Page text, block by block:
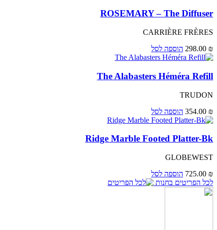
ROSEMARY – The Diffuser
CARRIÈRE FRÈRES
298.00 ₪ הוספה לסל
The Alabasters Héméra Refill
TRUDON
354.00 ₪ הוספה לסל
Ridge Marble Footed Platter-Bk
GLOBEWEST
725.00 ₪
הוספה לסל
לכל הפריטים בחנות